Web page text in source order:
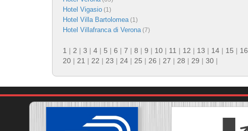
Hotel Vigasio (1)
Hotel Villa Bartolomea(1)
Hotel Villafranca di Verona(7)
1 | 2 | 3 | 4 | 5 | 6 | 7 | 8 | 9 | 10 | 11 | 12 | 13 | 14 | 15 | 16
20 | 21 | 22 | 23 | 24 | 25 | 26 | 27 | 28 | 29 | 30 |